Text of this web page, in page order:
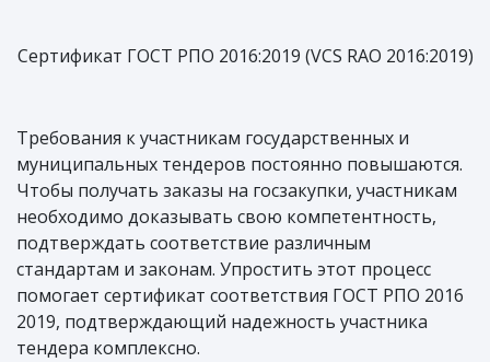
Сертификат ГОСТ РПО 2016:2019 (VCS RAO 2016:2019)
Требования к участникам государственных и
муниципальных тендеров постоянно повышаются.
Чтобы получать заказы на госзакупки, участникам
необходимо доказывать свою компетентность,
подтверждать соответствие различным
стандартам и законам. Упростить этот процесс
помогает сертификат соответствия ГОСТ РПО 2016
2019, подтверждающий надежность участника
тендера комплексно.